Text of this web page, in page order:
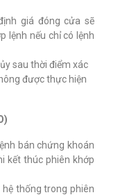
giá đóng cửa sẽ
lệnh nếu chỉ có lệnh
sau thời điểm xác
được thực hiện
bán chứng khoán
kết thúc phiên khớp
hệ thống trong phiên